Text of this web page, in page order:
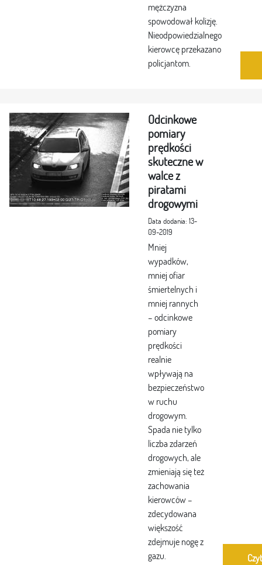
mężczyzna
spowodował kolizję.
Nieodpowiedzialnego
kierowcę przekazano
policjantom.
Odcinkowe
pomiary
prędkości
skuteczne w
walce z
piratami
drogowymi
Data dodania: 13-
09-2019
Mniej
wypadków,
mniej ofiar
śmiertelnych i
mniej rannych
– odcinkowe
pomiary
prędkości
realnie
wpływają na
bezpieczeństwo
w ruchu
drogowym.
Spada nie tylko
liczba zdarzeń
drogowych, ale
zmieniają się też
zachowania
kierowców –
zdecydowana
większość
zdejmuje nogę z
gazu.